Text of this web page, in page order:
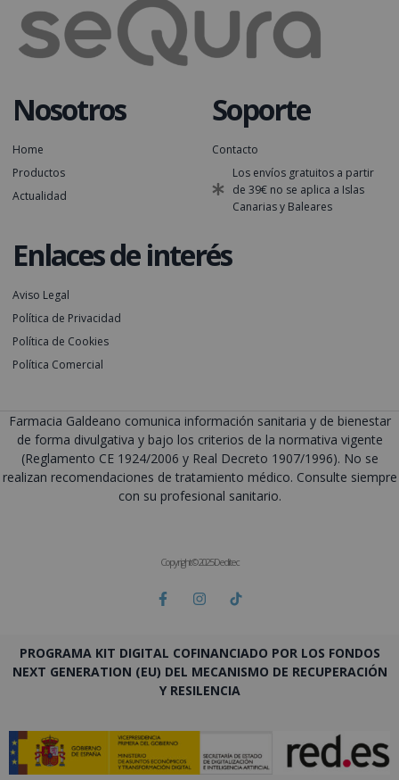
Nosotros
Home
Productos
Actualidad
Soporte
Contacto
Los envíos gratuitos a partir
de 39€ no se aplica a Islas
Canarias y Baleares
Enlaces de interés
Aviso Legal
Política de Privacidad
Política de Cookies
Política Comercial
Farmacia Galdeano comunica información sanitaria y de bienestar
de forma divulgativa y bajo los criterios de la normativa vigente
(Reglamento CE 1924/2006 y Real Decreto 1907/1996). No se
realizan recomendaciones de tratamiento médico. Consulte siempre
con su profesional sanitario.
Copyright © 2025 Deditec
PROGRAMA KIT DIGITAL COFINANCIADO POR LOS FONDOS
NEXT GENERATION (EU) DEL MECANISMO DE RECUPERACIÓN
Y RESILENCIA